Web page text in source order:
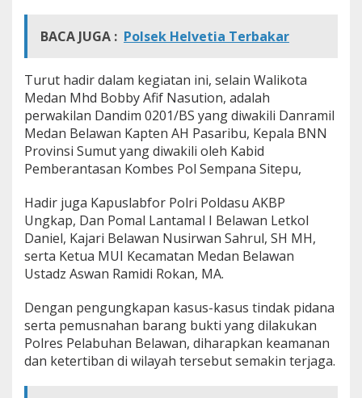
BACA JUGA : Polsek Helvetia Terbakar
Turut hadir dalam kegiatan ini, selain Walikota
Medan Mhd Bobby Afif Nasution, adalah
perwakilan Dandim 0201/BS yang diwakili Danramil
Medan Belawan Kapten AH Pasaribu, Kepala BNN
Provinsi Sumut yang diwakili oleh Kabid
Pemberantasan Kombes Pol Sempana Sitepu,
Hadir juga Kapuslabfor Polri Poldasu AKBP
Ungkap, Dan Pomal Lantamal I Belawan Letkol
Daniel, Kajari Belawan Nusirwan Sahrul, SH MH,
serta Ketua MUI Kecamatan Medan Belawan
Ustadz Aswan Ramidi Rokan, MA.
Dengan pengungkapan kasus-kasus tindak pidana
serta pemusnahan barang bukti yang dilakukan
Polres Pelabuhan Belawan, diharapkan keamanan
dan ketertiban di wilayah tersebut semakin terjaga.